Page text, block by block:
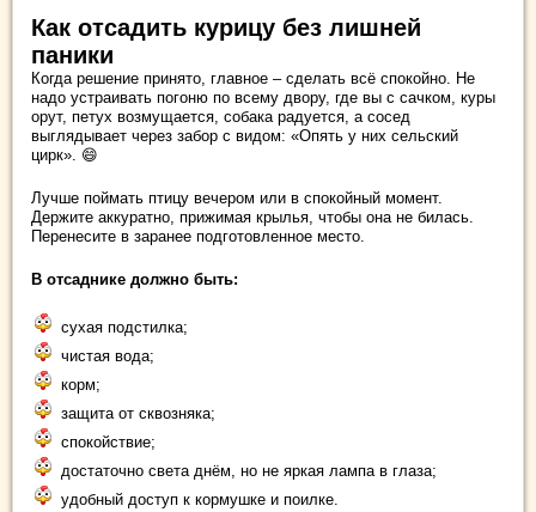
Как отсадить курицу без лишней
паники
Когда решение принято, главное – сделать всё спокойно. Не
надо устраивать погоню по всему двору, где вы с сачком, куры
орут, петух возмущается, собака радуется, а сосед
выглядывает через забор с видом: «Опять у них сельский
цирк». 😄
Лучше поймать птицу вечером или в спокойный момент.
Держите аккуратно, прижимая крылья, чтобы она не билась.
Перенесите в заранее подготовленное место.
В отсаднике должно быть:
сухая подстилка;
чистая вода;
корм;
защита от сквозняка;
спокойствие;
достаточно света днём, но не яркая лампа в глаза;
удобный доступ к кормушке и поилке.